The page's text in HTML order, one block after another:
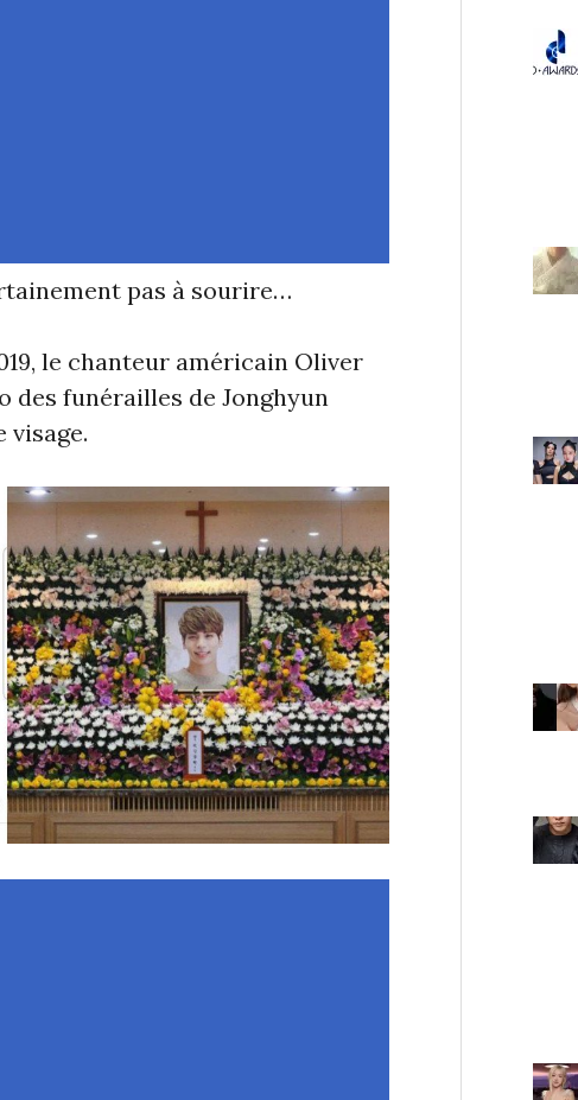
pas à sourire…
le chanteur américain Oliver
des funérailles de Jonghyun
visage.